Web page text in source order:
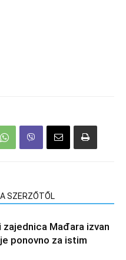
SZERZŐTŐL
zajednica Mađara izvan
ponovno za istim